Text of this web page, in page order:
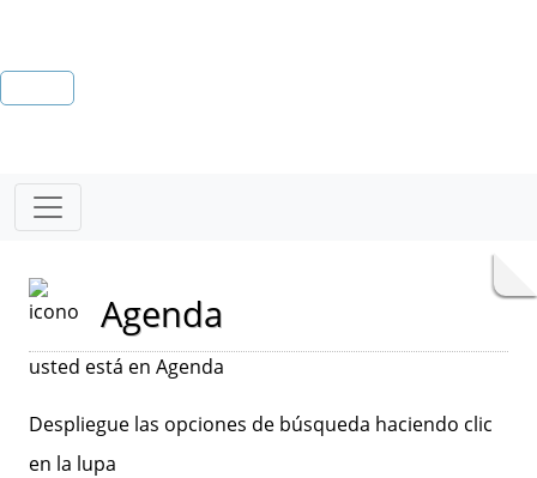
Agenda
usted está en Agenda
Despliegue las opciones de búsqueda haciendo clic
en la lupa